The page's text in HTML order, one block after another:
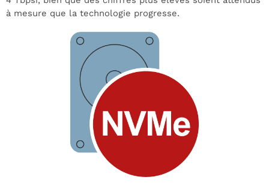
à mesure que la technologie progresse.